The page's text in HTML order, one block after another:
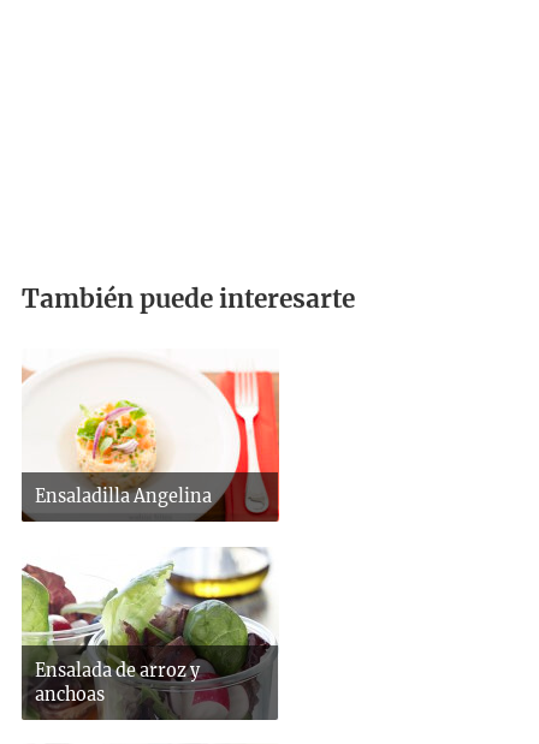
También puede interesarte
Ensaladilla Angelina
Ensalada de arroz y
anchoas